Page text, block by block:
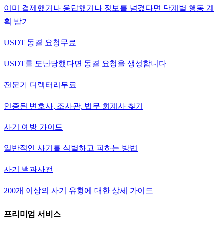
이미 결제했거나 응답했거나 정보를 넘겼다면 단계별 행동 계
획 받기
USDT 동결 요청무료
USDT를 도난당했다면 동결 요청을 생성합니다
전문가 디렉터리 무료
인증된 변호사, 조사관, 법무 회계사 찾기
사기 예방 가이드
일반적인 사기를 식별하고 피하는 방법
사기 백과사전
200개 이상의 사기 유형에 대한 상세 가이드
프리미엄 서비스